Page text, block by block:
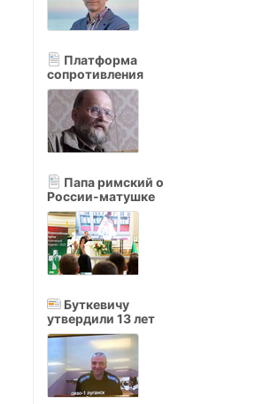
Платформа
сопротивления
Папа римский о
России-матушке
Буткевичу
утвердили 13 лет